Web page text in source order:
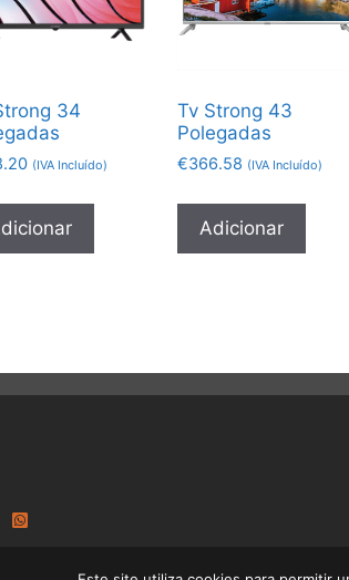
34
(IVA Incluído)
Tv Strong 43
Polegadas
€366.58 (IVA Incluído)
Adicionar